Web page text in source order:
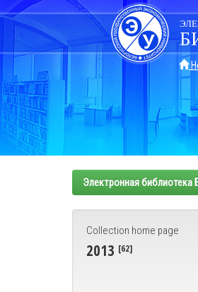
Skip
navigation
Электронная библиотека
Collection home page
2013 [62]